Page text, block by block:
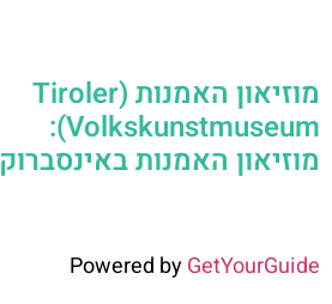
מוזיאון האמנות (Tiroler
Volkskunstmuseum):
מוזיאון האמנות באינסברוק
Powered byGetYourGuide